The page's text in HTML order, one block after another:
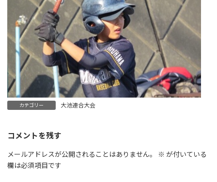
カテゴリー 大池連合大会
コメントを残す
メールアドレスが公開されることはありません。 ※ が付いている
欄は必須項目です